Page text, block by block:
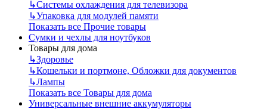
↳Системы охлаждения для телевизора
↳Упаковка для модулей памяти
Показать все Прочие товары
Сумки и чехлы для ноутбуков
Товары для дома
↳Здоровье
↳Кошельки и портмоне, Обложки для документов
↳Лампы
Показать все Товары для дома
Универсальные внешние аккумуляторы